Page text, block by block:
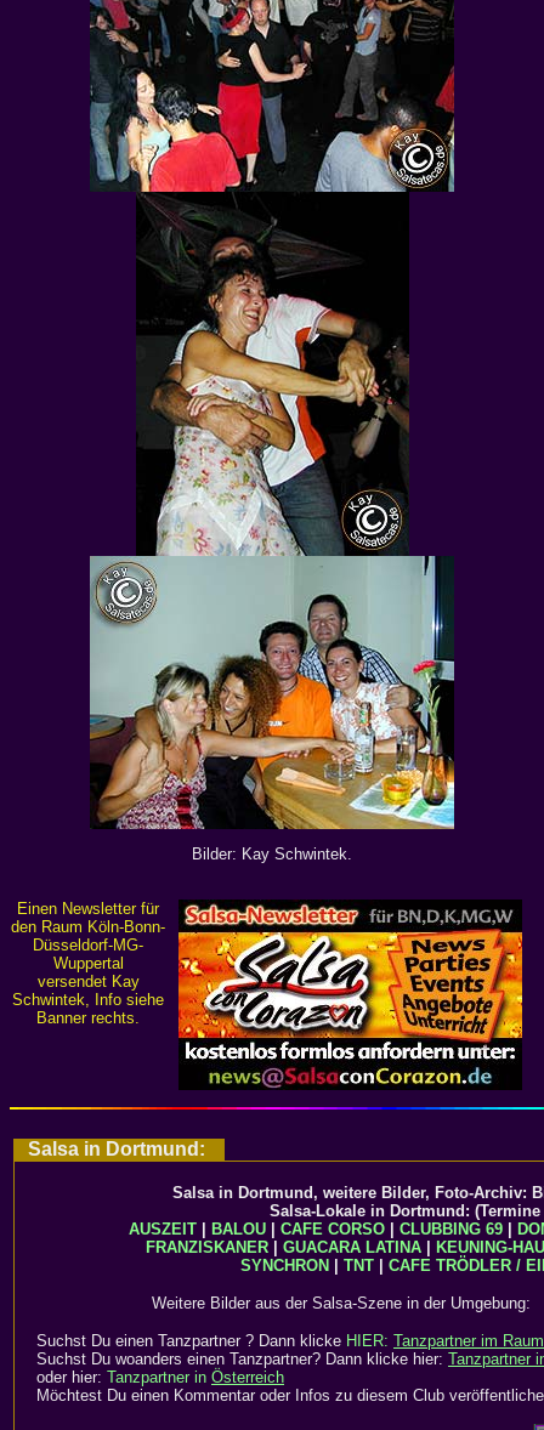
Bilder: Kay Schwintek.
Einen Newsletter für
den Raum Köln-Bonn-
Düsseldorf-MG-
Wuppertal
versendet Kay
Schwintek, Info siehe
Banner rechts.
Salsa in Dortmund:
Salsa in Dortmund, weitere Bilder, Foto-Archiv:
Salsa-Lokale in Dortmund:
AUSZEIT
BALOU CAFE CORSO CLUBBING 69
FRANZISKANER
GUACARA LATINA
KEUNING-
SYNCHRON
TNT CAFE TRÖDLER /
Weitere Bilder aus der Salsa-Szene in der
Suchst Du einen Tanzpartner ? Dann klicke HIER: Tanzpartner im
Suchst Du woanders einen Tanzpartner? Dann klicke hier: Tanzpartner
oder hier: Tanzpartner in Österreich
Möchtest Du einen Kommentar oder Infos zu diesem Club